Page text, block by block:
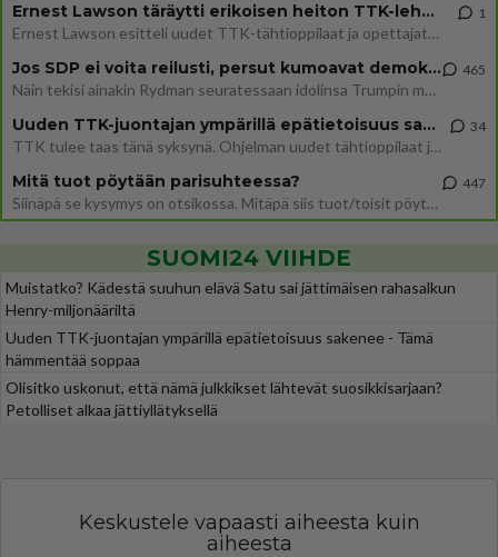
Ernest Lawson täräytti erikoisen heiton TTK-lehdistötilaisuudessa: " Onko tässä tarkoituksena...?"
Ernest Lawson esitteli uudet TTK-tähtioppilaat ja opettajat torstaina 6.8. lehdistölle. Tulevalla kaudella on yksi hausk
1
Jos SDP ei voita reilusti, persut kumoavat demokratian Suomesta
Näin tekisi ainakin Rydman seuratessaan idolinsa Trumpin mallia https://www.is.fi/politiikka/art-2000012187244.html
465
Uuden TTK-juontajan ympärillä epätietoisuus sakenee - Nyt MTV hämmentää soppaa
TTK tulee taas tänä syksynä. Ohjelman uudet tähtioppilaat julkistetaan torstaina 6. elokuuta klo 14 alkavassa lehdistö
34
Mitä tuot pöytään parisuhteessa?
Siinäpä se kysymys on otsikossa. Mitäpä siis tuot/toisit pöytään parisuhteessa? Oletko mies vai nainen? Koetko sen mitä
447
SUOMI24 VIIHDE
Muistatko? Kädestä suuhun elävä Satu sai jättimäisen rahasalkun
Henry-miljonääriltä
Uuden TTK-juontajan ympärillä epätietoisuus sakenee - Tämä
hämmentää soppaa
Olisitko uskonut, että nämä julkkikset lähtevät suosikkisarjaan?
Petolliset alkaa jättiyllätyksellä
Keskustele vapaasti aiheesta kuin
aiheesta